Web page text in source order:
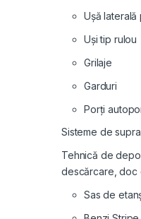
Ușă laterală
Uși tip rulou
Grilaje
Garduri
Porți
Sisteme de
Tehnică de
descărcare, doc
Sas de